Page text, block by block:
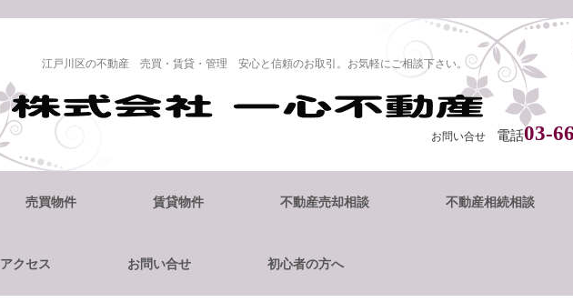
江戸川区の不動産 売買・賃貸・管理 安心と信頼のお取引。お気軽にご相談下さい。
お問い合せ 電話03-
売買物件 賃貸物件 不動産売却相談 不動産相続相談
アクセス お問い合せ 初心者の方へ